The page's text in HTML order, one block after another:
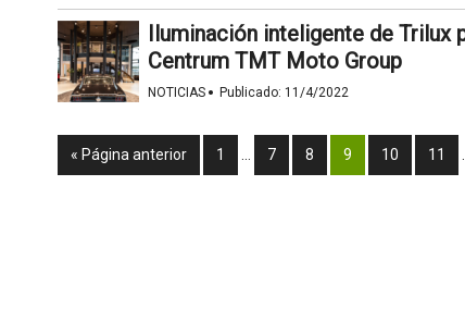
Iluminación inteligente de Trilux
Centrum TMT Moto Group
NOTICIAS · Publicado: 11/4/2022
« Página anterior 1 7 8 9 10 11